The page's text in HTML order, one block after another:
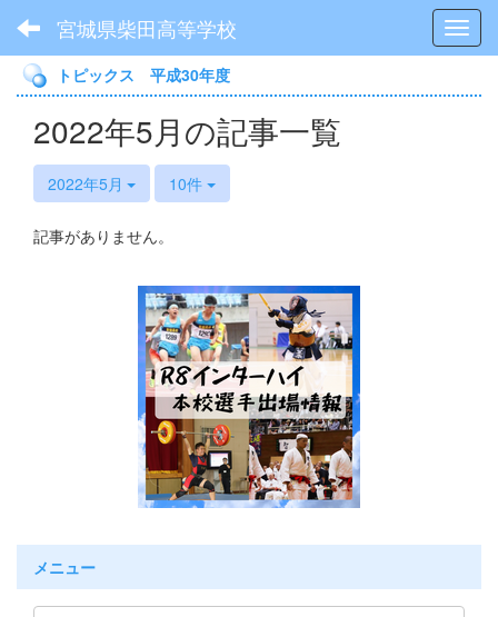
宮城県柴田高等学校
トピックス 平成30年度
2022年5月の記事一覧
2022年5月 10件
記事がありません。
メニュー